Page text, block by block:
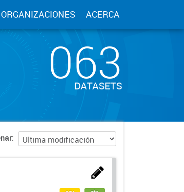
ORGANIZACIONES ACERCA
063
DATASETS